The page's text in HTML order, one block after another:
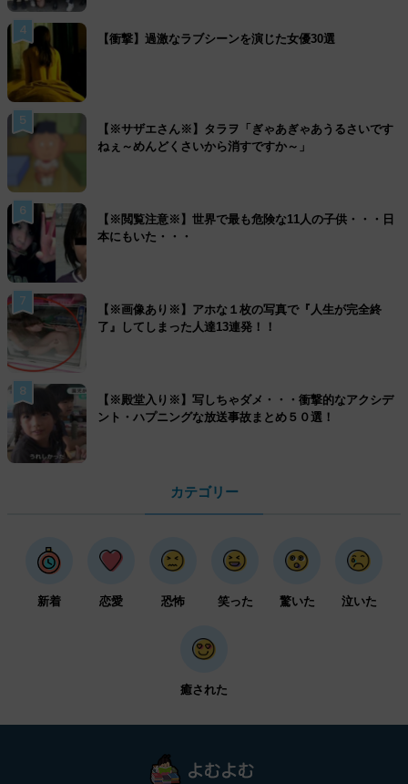
4
【衝撃】過激なラブシーンを演じた女優30選
5
【※サザエさん※】タラヲ「ぎゃあぎゃあうるさいです
ねぇ～めんどくさいから消すですか～」
6
【※閲覧注意※】世界で最も危険な11人の子供・・・日
本にもいた・・・
7
【※画像あり※】アホな１枚の写真で『人生が完全終
了』してしまった人達13連発！！
8
【※殿堂入り※】写しちゃダメ・・・衝撃的なアクシデ
ント・ハプニングな放送事故まとめ５０選！
カテゴリー
新着 恋愛 恐怖 笑った 驚いた 泣いた
癒された